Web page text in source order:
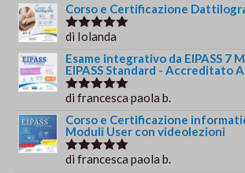
Corso e Certificazione
Valutato5
di Iolanda
Esame integrativo da EIPASS 7
EIPASS Standard - Accreditato
Valutato5
di francesca paola b.
Corso e Certificazione
Moduli User con videolezioni
Valutato5
di francesca paola b.